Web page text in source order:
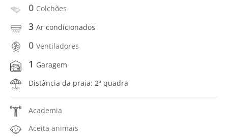
0 Colchões
3 Ar condicionados
0 Ventiladores
1 Garagem
Distância da praia: 2ª quadra
Academia
Aceita animais